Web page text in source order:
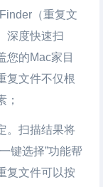
（重复文
深度快速扫
您的Mac家目
复文件不仅根
；
。扫描结果将
键选择”功能帮
复文件可以按